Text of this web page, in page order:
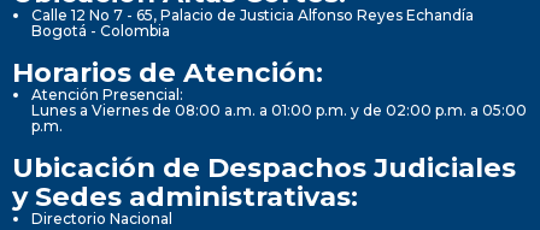
Calle 12 No 7 - 65, Palacio de Justicia Alfonso Reyes Echandía
Bogotá - Colombia
Horarios de Atención:
Atención Presencial:
Lunes a Viernes de 08:00 a.m. a 01:00 p.m. y de 02:00 p.m. a 05:00
p.m.
Ubicación de Despachos Judiciales
y Sedes administrativas:
Directorio Nacional